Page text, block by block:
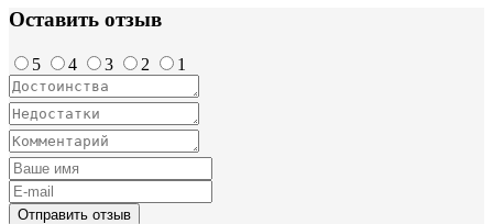
Оставить отзыв
5 4 3 2 1
Отправить отзыв